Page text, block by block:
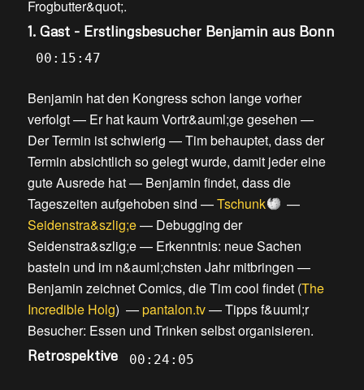
Frogbutter&quot;.
1. Gast - Erstlingsbesucher Benjamin aus Bonn
00:15:47
Benjamin hat den Kongress schon lange vorher
verfolgt— Er hat kaum Vortr&auml;ge gesehen —
Der Termin ist schwierig —Tim behauptet, dass der
Termin absichtlich so gelegt wurde, damit jeder eine
gute Ausrede hat— Benjamin findet, dass die
Tageszeiten aufgehoben sind —Tschunk
—
Seidenstra&szlig;e— Debugging der
Seidenstra&szlig;e— Erkenntnis: neue Sachen
basteln und im n&auml;chsten Jahr mitbringen —
Benjamin zeichnet Comics, die Tim cool findet(The
Incredible Holg) —pantalon.tv—Tipps f&uuml;r
Besucher: Essen und Trinken selbst organisieren.
Retrospektive 00:24:05